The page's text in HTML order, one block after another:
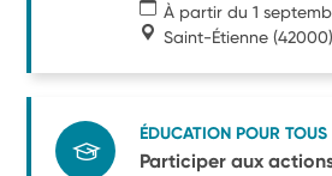
À partir du 1
Saint-Étienne (42000)
ÉDUCATION POUR TOUS
Participer aux